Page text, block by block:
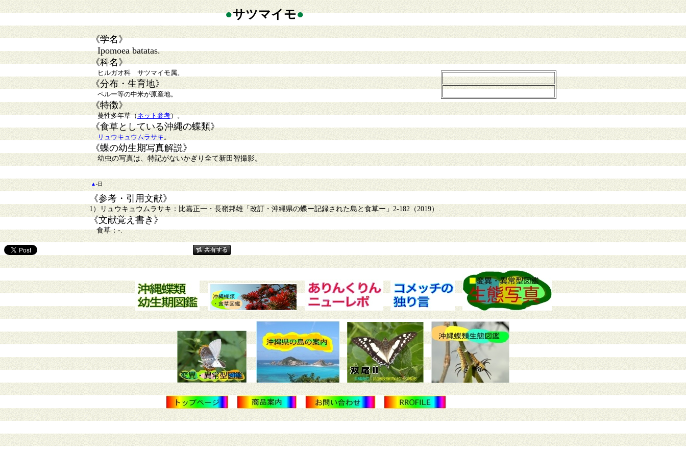
●サツマイモ●
《学名》
Ipomoea batatas.
《科名》
ヒルガオ科 サツマイモ属。
《分布・生育地》
ペルー等の中米が原産地。
《特徴》
蔓性多年草（ネット参考）。
《食草としている沖縄の蝶類》
リュウキュウムラサキ。
《蝶の幼生期写真解説》
幼虫の写真は、特記がないかぎり全て新田智撮影。
▲-日
《参考・引用文献》
1）リュウキュウムラサキ：比嘉正一・長嶺邦雄「改訂・沖縄県の蝶ー記録された島と食草ー」2-182（2019）.
《文献覚え書き》
食草：-.